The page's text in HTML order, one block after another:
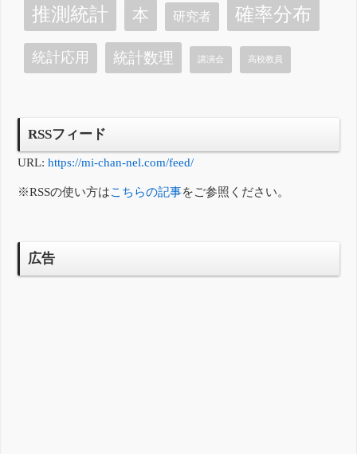
推測統計 本 研究者 確率分布
統計応用 統計数理 講演会 高校教員
RSSフィード
URL:https://mi-chan-nel.com/feed/
※RSSの使い方はこちらの記事をご参照ください。
広告